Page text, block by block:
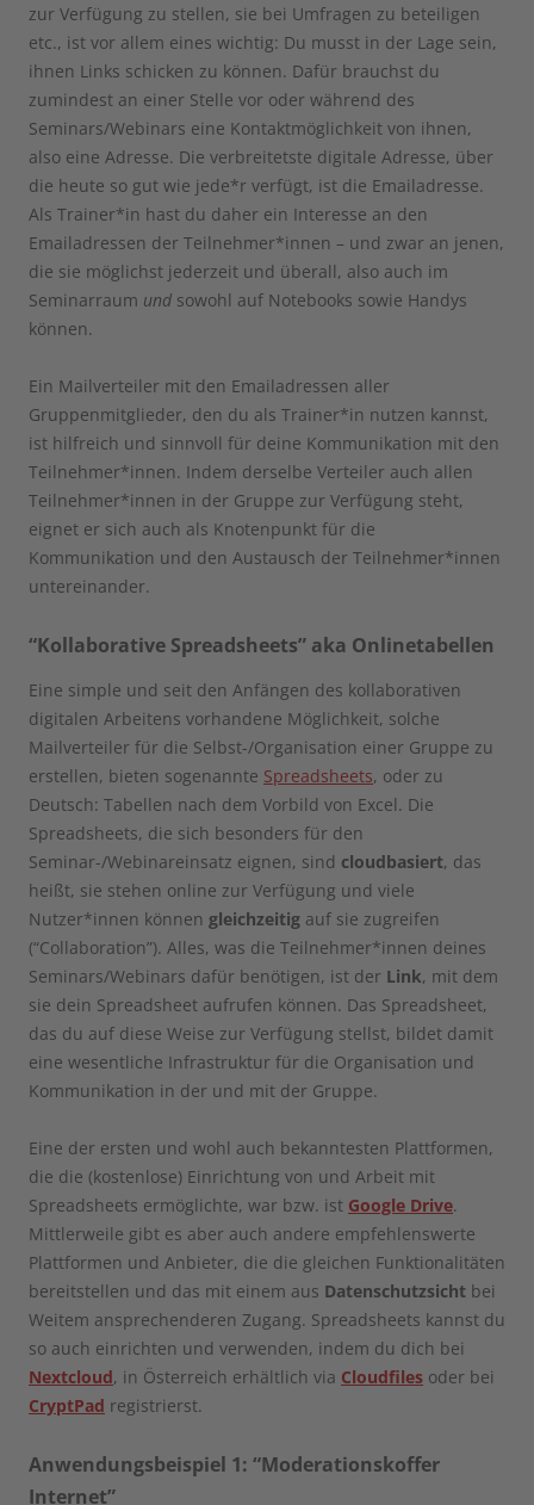
zur Verfügung zu stellen, sie bei Umfragen zu beteiligen
etc., ist vor allem eines wichtig: Du musst in der Lage sein,
ihnen Links schicken zu können. Dafür brauchst du
zumindest an einer Stelle vor oder während des
Seminars/Webinars eine Kontaktmöglichkeit von ihnen,
also eine Adresse. Die verbreitetste digitale Adresse, über
die heute so gut wie jede*r verfügt, ist die Emailadresse.
Als Trainer*in hast du daher ein Interesse an den
Emailadressen der Teilnehmer*innen – und zwar an jenen,
die sie möglichst jederzeit und überall, also auch im
Seminarraum und sowohl auf Notebooks sowie Handys
können.
Ein Mailverteiler mit den Emailadressen aller
Gruppenmitglieder, den du als Trainer*in nutzen kannst,
ist hilfreich und sinnvoll für deine Kommunikation mit den
Teilnehmer*innen. Indem derselbe Verteiler auch allen
Teilnehmer*innen in der Gruppe zur Verfügung steht,
eignet er sich auch als Knotenpunkt für die
Kommunikation und den Austausch der Teilnehmer*innen
untereinander.
“Kollaborative Spreadsheets” aka Onlinetabellen
Eine simple und seit den Anfängen des kollaborativen
digitalen Arbeitens vorhandene Möglichkeit, solche
Mailverteiler für die Selbst-/Organisation einer Gruppe zu
erstellen, bieten sogenannte Spreadsheets, oder zu
Deutsch: Tabellen nach dem Vorbild von Excel. Die
Spreadsheets, die sich besonders für den
Seminar-/Webinareinsatz eignen, sind cloudbasiert, das
heißt, sie stehen online zur Verfügung und viele
Nutzer*innen können gleichzeitig auf sie zugreifen
(“Collaboration”). Alles, was die Teilnehmer*innen deines
Seminars/Webinars dafür benötigen, ist der Link, mit dem
sie dein Spreadsheet aufrufen können. Das Spreadsheet,
das du auf diese Weise zur Verfügung stellst, bildet damit
eine wesentliche Infrastruktur für die Organisation und
Kommunikation in der und mit der Gruppe.
Eine der ersten und wohl auch bekanntesten Plattformen,
die die (kostenlose) Einrichtung von und Arbeit mit
Spreadsheets ermöglichte, war bzw. ist Google Drive.
Mittlerweile gibt es aber auch andere empfehlenswerte
Plattformen und Anbieter, die die gleichen Funktionalitäten
bereitstellen und das mit einem aus Datenschutzsicht bei
Weitem ansprechenderen Zugang. Spreadsheets kannst du
so auch einrichten und verwenden, indem du dich bei
Nextcloud, in Österreich erhältlich via Cloudfiles oder bei
CryptPad registrierst.
Anwendungsbeispiel 1: “Moderationskoffer
Internet”